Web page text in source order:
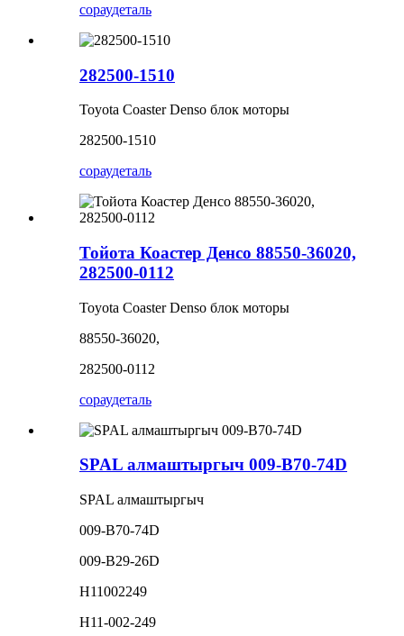
сораудеталь
282500-1510
Toyota Coaster Denso блок моторы
282500-1510
сораудеталь
Тойота Коастер Денсо 88550-36020,
282500-0112
Toyota Coaster Denso блок моторы
88550-36020,
282500-0112
сораудеталь
SPAL алмаштыргыч 009-B70-74D
SPAL алмаштыргыч
009-B70-74D
009-B29-26D
H11002249
H11-002-249